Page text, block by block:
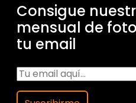
Consigue
mensual de
tu email